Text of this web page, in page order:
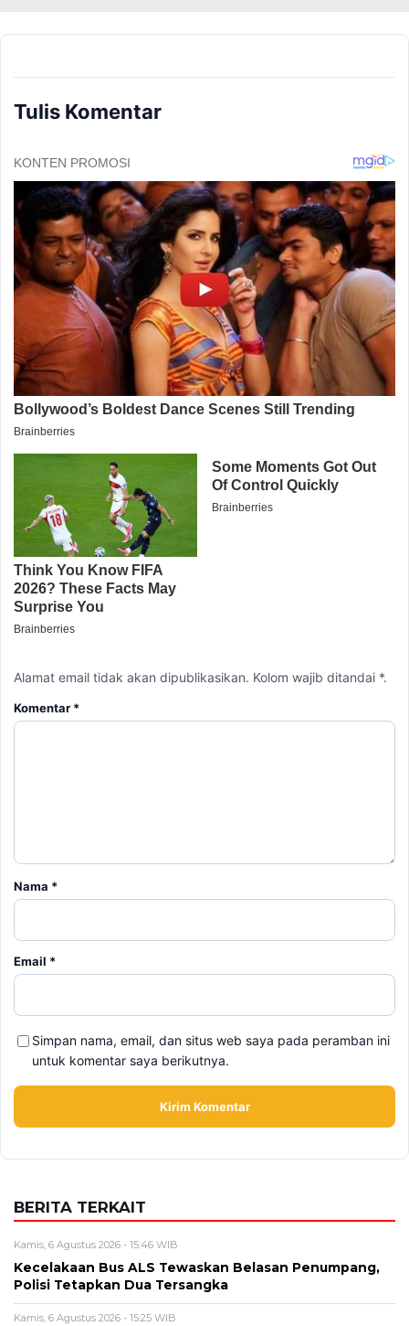
Tulis Komentar
Alamat email tidak akan dipublikasikan. Kolom wajib ditandai *.
Komentar *
Nama *
Email *
Simpan nama, email, dan situs web saya pada peramban ini
untuk komentar saya berikutnya.
BERITA TERKAIT
Kamis, 6 Agustus 2026 - 15:46 WIB
Kecelakaan Bus ALS Tewaskan Belasan Penumpang,
Polisi Tetapkan Dua Tersangka
Kamis, 6 Agustus 2026 - 15:25 WIB